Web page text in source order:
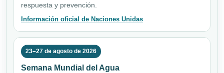
respuesta y prevención.
Información oficial de Naciones Unidas
23–27 de agosto de 2026
Semana Mundial del Agua